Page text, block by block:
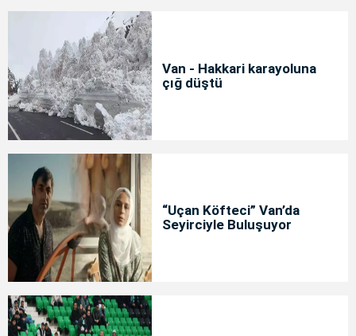
Van - Hakkari karayoluna
çığ düştü
“Uçan Köfteci” Van’da
Seyirciyle Buluşuyor